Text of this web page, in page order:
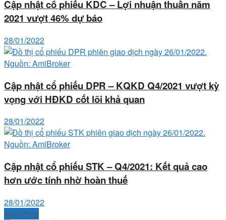
Cập nhật cổ phiếu KDC – Lợi nhuận thuần năm
2021 vượt 46% dự báo
28/01/2022
Cập nhật cổ phiếu DPR – KQKD Q4/2021 vượt kỳ
vọng với HĐKD cốt lõi khả quan
28/01/2022
Cập nhật cổ phiếu STK – Q4/2021: Kết quả cao
hơn ước tính nhờ hoàn thuế
28/01/2022
Next Post